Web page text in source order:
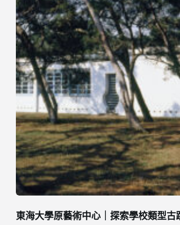
東海大學原藝術中心｜探索學校類型古